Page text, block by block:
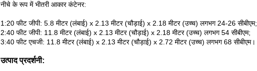
नीचे के रूप में भीतरी आकार कंटेनर:
1:20 फीट जीपी: 5.8 मीटर (लंबाई) x 2.13 मीटर (चौड़ाई) x 2.18 मीटर (उच्च) लगभग 24-26 सीबीएम;
2:40 फीट जीपी: 11.8 मीटर (लंबाई) x 2.13 मीटर (चौड़ाई) x 2.18 मीटर (उच्च) लगभग 54 सीबीएम;
3:40 फीट एचजी: 11.8 मीटर (लंबाई) x 2.13 मीटर (चौड़ाई) x 2.72 मीटर (उच्च) लगभग 68 सीबीएम।
उत्पाद प्रदर्शनी: